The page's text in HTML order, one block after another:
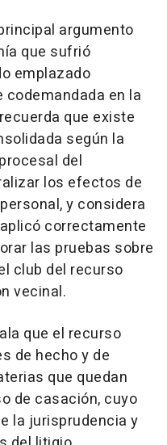
argumento
que sufrió
emplazado
en la
que existe
según la
del
los efectos de
y considera
correctamente
las pruebas sobre
club del recurso
vecinal.
que el recurso
de hecho y de
que quedan
de casación, cuyo
la jurisprudencia y